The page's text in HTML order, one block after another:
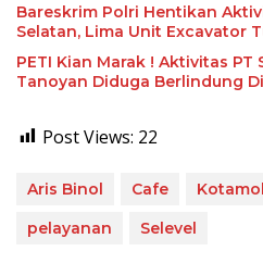
Bareskrim Polri Hentikan
Selatan, Lima Unit Excavator
PETI Kian Marak ! Aktivitas PT
Tanoyan Diduga Berlindung
Post Views: 22
Aris Binol Cafe
pelayanan
Selevel